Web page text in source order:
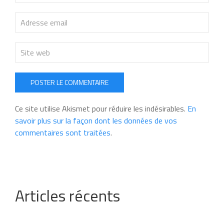
POSTER LE COMMENTAIRE
Ce site utilise Akismet pour réduire les indésirables. En
savoir plus sur la façon dont les données de vos
commentaires sont traitées.
Articles récents